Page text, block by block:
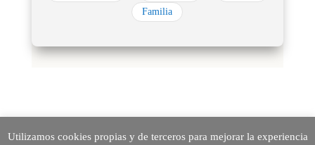
Familia
Utilizamos cookies propias y de terceros para mejorar la experiencia